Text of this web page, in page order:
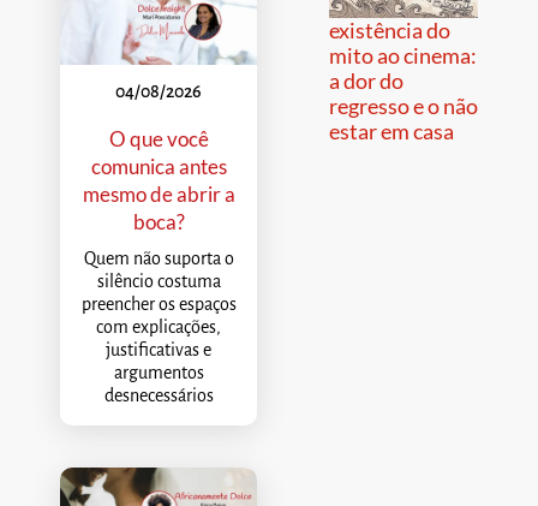
04/08/2026
O que você
comunica antes
mesmo de abrir a
boca?
Quem não suporta o
silêncio costuma
preencher os espaços
com explicações,
justificativas e
argumentos
desnecessários
existência do
mito ao cinema:
a dor do
regresso e o não
estar em casa